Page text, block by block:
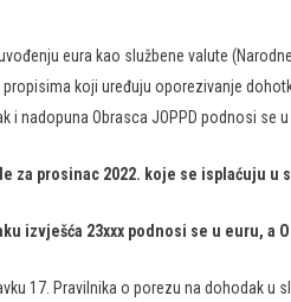
eura kao službene valute
koji uređuju oporezivanje
i nadopuna Obrasca JOPPD podnosi se
za prosinac 2022. koje se isplaćuju u
izvješća 23xxx podnosi se u euru,
17. Pravilnika o porezu na dohodak